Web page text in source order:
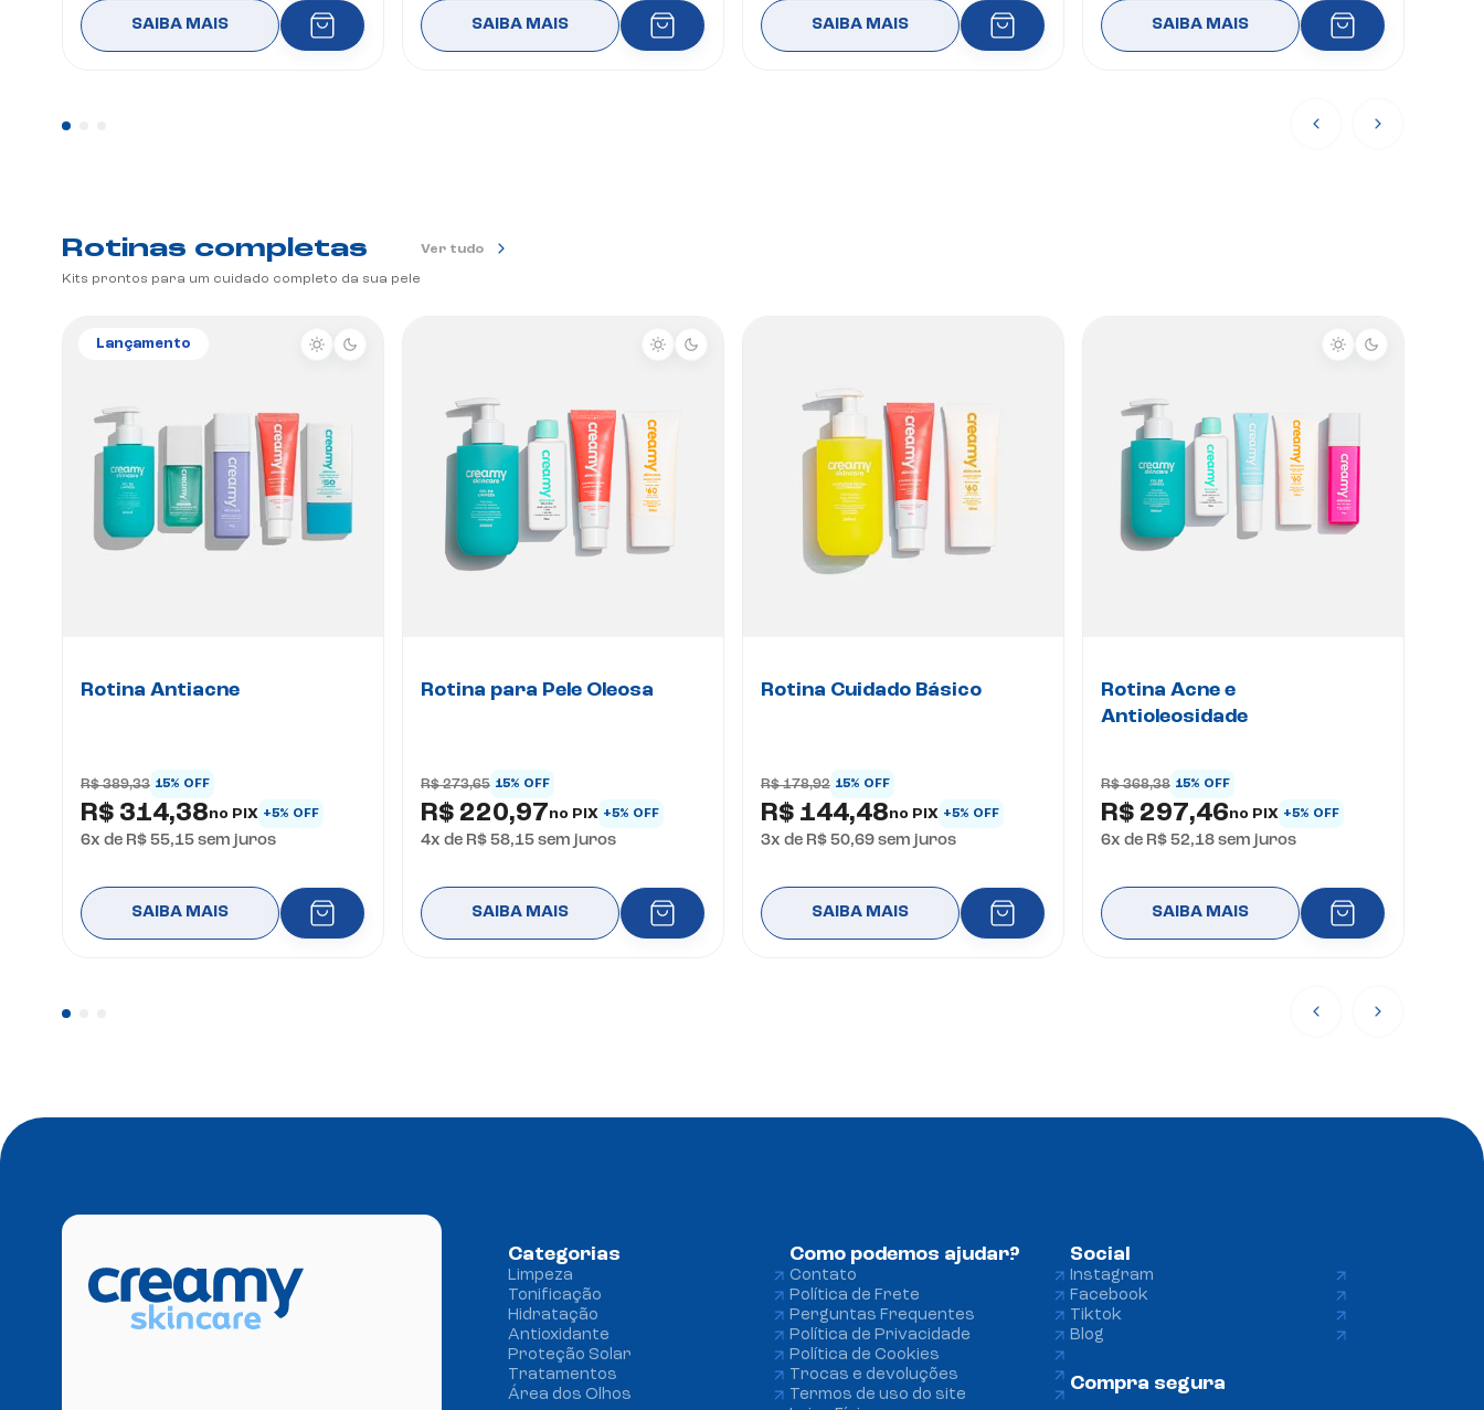
SAIBA MAIS SAIBA MAIS SAIBA MAIS SAIBA MAIS
Rotinas completas
Kits prontos para um cuidado completo da sua pele
Ver tudo
Lançamento
Rotina Antiacne
R$ 389,33 15% OFF
R$ 314,38no PIX +5% OFF
6x de R$ 55,15 sem juros
SAIBA MAIS
Rotina para Pele Oleosa
R$ 273,65 15% OFF
R$ 220,97no PIX +5% OFF
4x de R$ 58,15 sem juros
SAIBA MAIS
Rotina Cuidado Básico
R$ 178,92 15% OFF
R$ 144,48no PIX +5% OFF
3x de R$ 50,69 sem juros
SAIBA MAIS
Rotina Acne e
Antioleosidade
R$ 368,38 15% OFF
R$ 297,46no PIX +5% OFF
6x de R$ 52,18 sem juros
SAIBA MAIS
Categorias
Limpeza
Tonificação
Hidratação
Antioxidante
Proteção Solar
Tratamentos
Área dos Olhos
Como podemos ajudar?
Contato
Política de Frete
Perguntas Frequentes
Política de Privacidade
Política de Cookies
Trocas e devoluções
Termos de uso do site
Social
Instagram
Facebook
Tiktok
Blog
Compra segura